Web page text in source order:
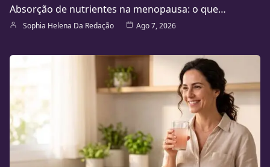
Absorção de nutrientes na menopausa: o que…
Sophia Helena Da Redação Ago 7, 2026